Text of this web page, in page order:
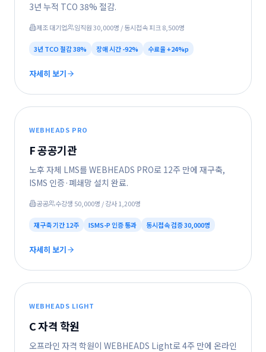
3년 누적 TCO 38% 절감.
제조 대기업 임직원 30,000명 / 동시접속 피크 8,500명
3년 TCO 절감38% 장애 시간-92% 수료율+24%p
자세히 보기
WEBHEADS PRO
F 공공기관
노후 자체 LMS를 WEBHEADS PRO로 12주 만에 재구축,
ISMS 인증·폐쇄망 설치 완료.
공공 수강생 50,000명 / 강사 1,200명
재구축 기간12주 ISMS-P 인증통과 동시접속 검증30,000명
자세히 보기
WEBHEADS LIGHT
C 자격 학원
오프라인 자격 학원이 WEBHEADS Light로 4주 만에 온라인